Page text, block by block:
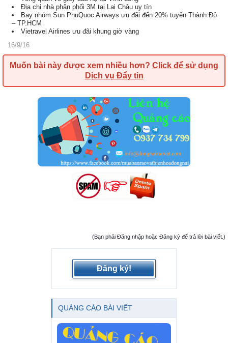
Địa chỉ nhà phân phối 3M tại Lai Châu uy tín
Bay nhóm Sun PhuQuoc Airways ưu đãi đến 20% tuyến Thành Đô
– TP.HCM
Vietravel Airlines ưu đãi khung giờ vàng
16/9/16
Muốn bài này được xem nhiều hơn? Click để sử dụng
Dịch vụ Đẩy tin
(Bạn phải Đăng nhập hoặc Đăng ký để trả lời bài viết.)
Đăng ký!
QUẢNG CÁO BÀI VIẾT